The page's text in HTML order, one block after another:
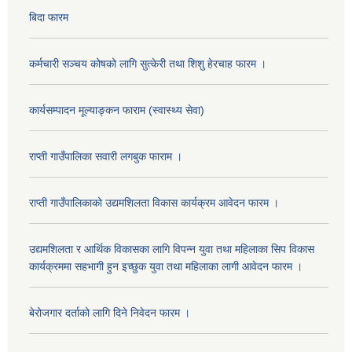
बिदा फारम
कर्मचारी सञ्चय कोषको लागि सुत्केरी तथा शिशु हेरचाह फारम ।
कार्यसम्पादन मूल्याङ्कन फाराम (स्वास्थ्य सेवा)
राप्ती गाउँपालिका सवारी लगबुक फाराम ।
राप्ती गाउँपालिकाको उद्यमशिलता विकास कार्यक्रम आवेदन फारम ।
उद्यमशिलता र आर्थिक विकासका लागि विपन्न युवा तथा महिलाका सिप विकास
कार्यक्रममा सहभागी हुन इच्छुक युवा तथा महिलाका लागी आवेदन फारम ।
बेरोजगार दर्ताको लागि दिने निवेदन फारम ।